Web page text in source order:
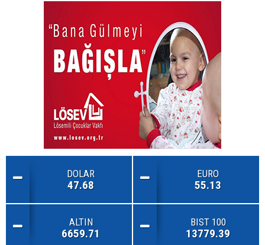
DOLAR
47.68
EURO
55.13
ALTIN
6659.71
BIST 100
13779.39